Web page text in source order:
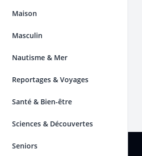
Maison
Masculin
Nautisme & Mer
Reportages & Voyages
Santé & Bien-être
Sciences & Découvertes
Seniors